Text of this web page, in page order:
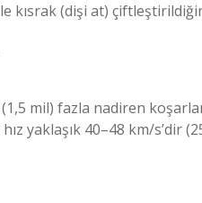
kısrak (dişi at)
mil) fazla nadiren
yaklaşık 40–48 km/s’dir